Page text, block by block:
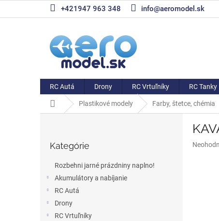
+421947 963 348 info@aeromodel.sk
RC Autá Drony RC Vrtuľníky RC Tanky
DomovPlastikové modely Farby, štetce, chémia
kategórie
Kategórie
Rozbehni jarné prázdniny naplno!
Akumulátory a nabíjanie
RC Autá
Drony
RC Vrtuľníky